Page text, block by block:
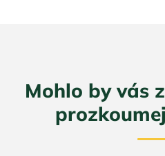
Mohlo by vás